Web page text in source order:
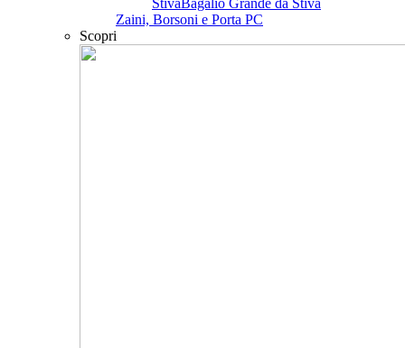
StivaBagalio Grande da Stiva
Zaini, Borsoni e Porta PC
Scopri